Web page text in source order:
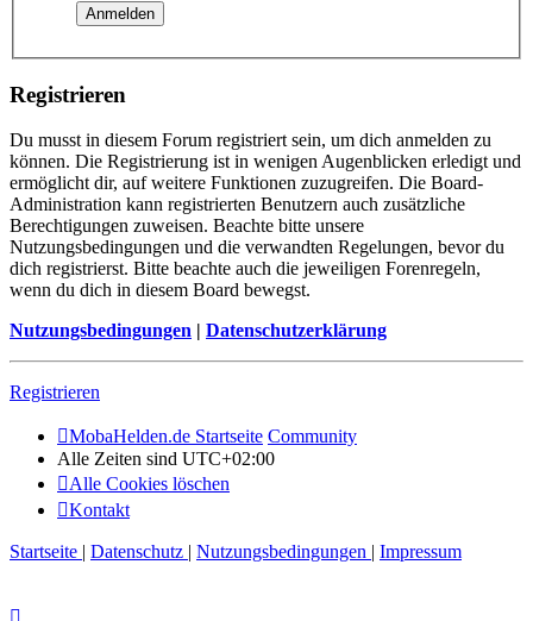
Registrieren
Du musst in diesem Forum registriert sein, um dich anmelden zu
können. Die Registrierung ist in wenigen Augenblicken erledigt und
ermöglicht dir, auf weitere Funktionen zuzugreifen. Die Board-
Administration kann registrierten Benutzern auch zusätzliche
Berechtigungen zuweisen. Beachte bitte unsere
Nutzungsbedingungen und die verwandten Regelungen, bevor du
dich registrierst. Bitte beachte auch die jeweiligen Forenregeln,
wenn du dich in diesem Board bewegst.
Nutzungsbedingungen | Datenschutzerklärung
Registrieren
MobaHelden.de Startseite Community
Alle Zeiten sind UTC+02:00
Alle Cookies löschen
Kontakt
Startseite | Datenschutz | Nutzungsbedingungen | Impressum